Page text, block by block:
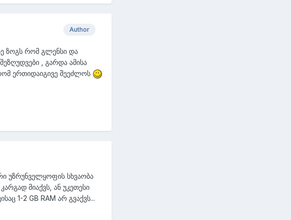
Author
ზოგს რომ გლენსი და
, გარდა ამისა
ერთიდაიგივე შეეძლოს
უზრუნველყოფის სხვაობა
მიაქვს, ან უკეთესი
1-2 GB RAM არ გვაქვს...